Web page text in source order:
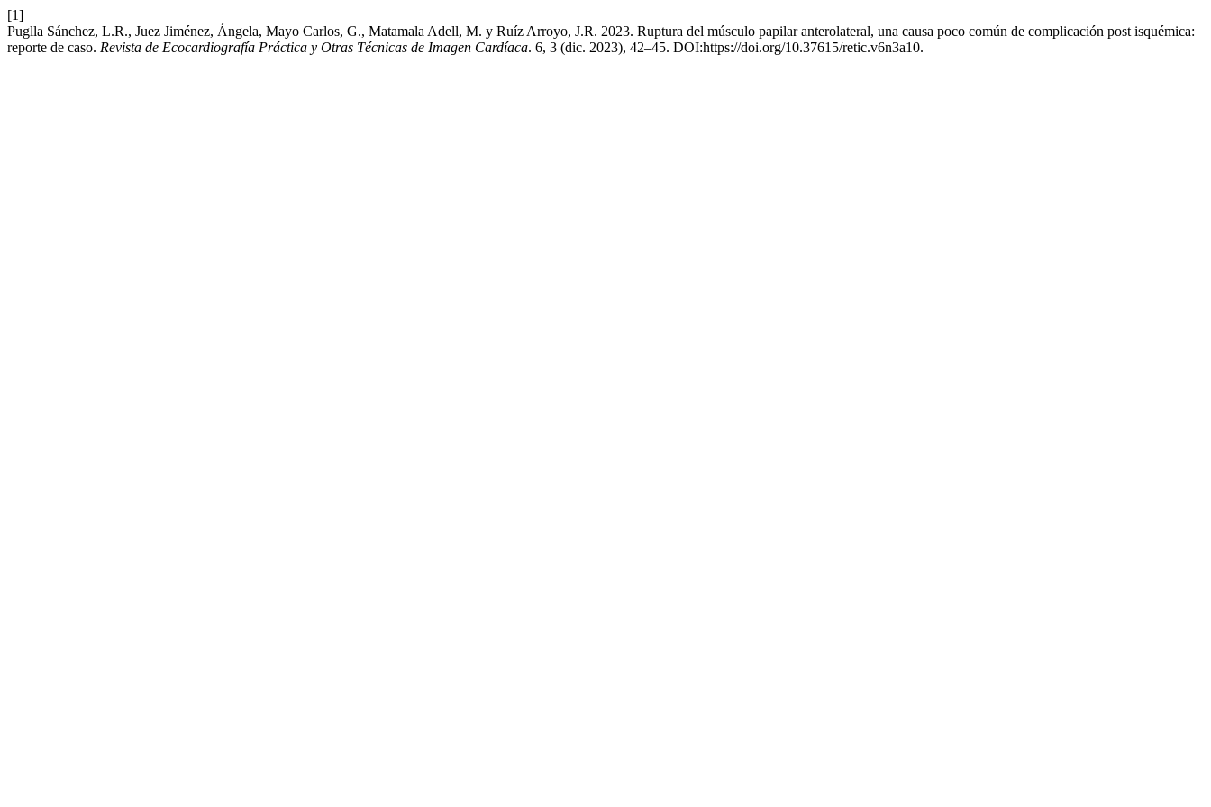
[1]
Puglla Sánchez, L.R., Juez Jiménez, Ángela, Mayo Carlos, G., Matamala Adell, M. y Ruíz Arroyo, J.R. 2023. Ruptura del músculo papilar anterolateral, una causa poco común de complicación post isquémica:
reporte de caso. Revista de Ecocardiografía Práctica y Otras Técnicas de Imagen Cardíaca. 6, 3 (dic. 2023), 42–45. DOI:https://doi.org/10.37615/retic.v6n3a10.